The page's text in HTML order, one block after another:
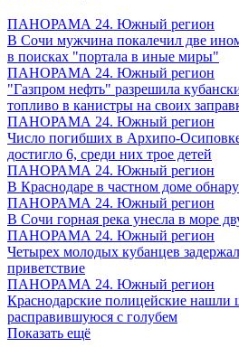
ПАНОРАМА 24. Южный регион
В Сочи мужчина покалечил две
в поисках "портала в иные миры"
ПАНОРАМА 24. Южный регион
"Газпром нефть" разрешила
топливо в канистры на своих
ПАНОРАМА 24. Южный регион
Число погибших в Архипо-
достигло 6, среди них трое детей
ПАНОРАМА 24. Южный регион
В Краснодаре в частном доме
ПАНОРАМА 24. Южный регион
В Сочи горная река унесла в море
ПАНОРАМА 24. Южный регион
Четырех молодых кубанцев
приветствие
ПАНОРАМА 24. Южный регион
Краснодарские полицейские нашли
расправившуюся с голубем
Показать ещё